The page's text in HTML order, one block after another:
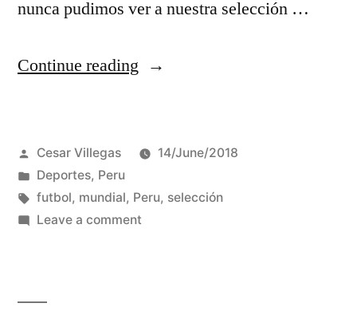
nunca pudimos ver a nuestra selección …
Continue reading “Mi
Posted
by
Cesar Villegas
14/June/2018
Posted
in
Deportes, Peru
Tags:
futbol, mundial, Peru, selección
Leave a commenton